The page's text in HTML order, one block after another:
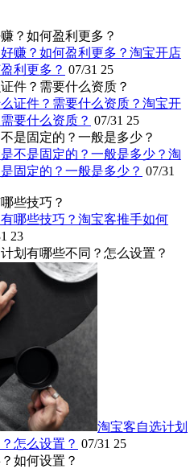
？如何盈利更多？
淘宝开店
利更多？ 07/31 25
件？需要什么资质？
淘宝开
要什么资质？ 07/31 25
是固定的？一般是多少？
淘
固定的？一般是多少？ 07/31
些技巧？
淘宝客推手如何
23
划有哪些不同？怎么设置？
淘宝客自选计划
怎么设置？ 07/31 25
如何设置？